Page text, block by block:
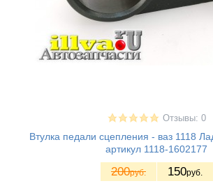
Отзывы: 0
Втулка педали сцепления - ваз 1118
артикул 1118-1602177
200руб. 150руб.